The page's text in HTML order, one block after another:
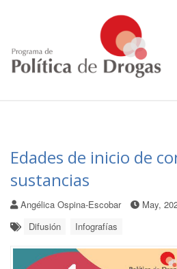
Edades de inicio de
sustancias
Angélica Ospina-Escobar May,
Difusión
Infografías